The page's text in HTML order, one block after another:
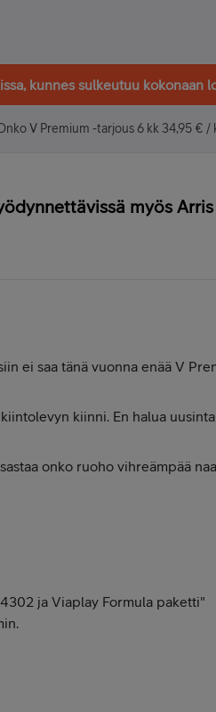
kunnes sulkeutuu kokonaan
V Premium -tarjous 6 kk 34,95 €
myös Arris
ei saa tänä vuonna enää V
kiinni. En halua uusinta
onko ruoho vihreämpää
ja Viaplay Formula paketti"